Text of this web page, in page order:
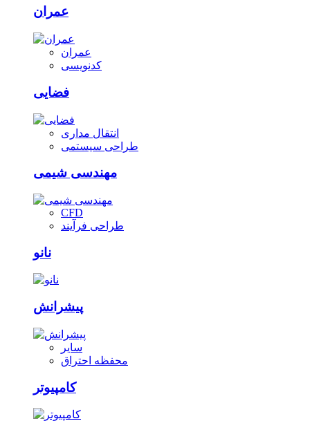
عمران
عمران
کدنویسی
فضایی
انتقال مداری
طراحی سیستمی
مهندسی شیمی
CFD
طراحی فرآیند
نانو
پیشرانش
سایر
محفظه احتراق
کامپیوتر